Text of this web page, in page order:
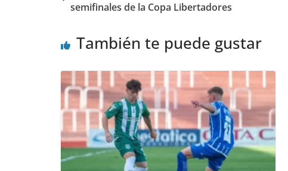
semifinales de la Copa Libertadores
También te puede gustar